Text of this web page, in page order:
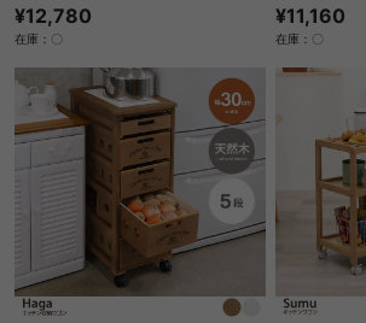
¥12,780
在庫：〇
¥11,160
在庫：〇